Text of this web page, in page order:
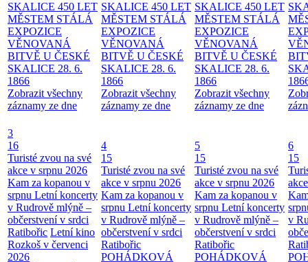
SKALICE 450 LET
MĚSTEM STÁLÁ
EXPOZICE
VĚNOVANÁ
BITVĚ U ČESKÉ
SKALICE 28. 6.
1866
Zobrazit všechny
záznamy ze dne
SKALICE 450 LET
MĚSTEM STÁLÁ
EXPOZICE
VĚNOVANÁ
BITVĚ U ČESKÉ
SKALICE 28. 6.
1866
Zobrazit všechny
záznamy ze dne
SKALICE 450 LET
MĚSTEM STÁLÁ
EXPOZICE
VĚNOVANÁ
BITVĚ U ČESKÉ
SKALICE 28. 6.
1866
Zobrazit všechny
záznamy ze dne
3
16
Turisté zvou na své
akce v srpnu 2026
Kam za kopanou v
srpnu Letní koncerty
v Rudrově mlýně –
občerstvení v srdci
Ratibořic Letní kino
Rozkoš v červenci
2026
4
15
Turisté zvou na své
akce v srpnu 2026
Kam za kopanou v
srpnu Letní koncerty
v Rudrově mlýně –
občerstvení v srdci
Ratibořic
POHÁDKOVÁ
5
15
Turisté zvou na své
akce v srpnu 2026
Kam za kopanou v
srpnu Letní koncerty
v Rudrově mlýně –
občerstvení v srdci
Ratibořic
POHÁDKOVÁ
6
15
v